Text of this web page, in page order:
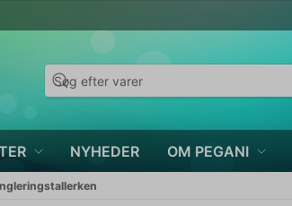
NYHEDER OM PEGANI